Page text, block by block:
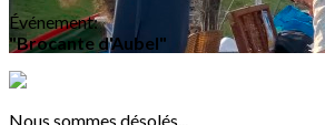
Événement:
"Brocante d'Aubel"
Nous sommes désolés...